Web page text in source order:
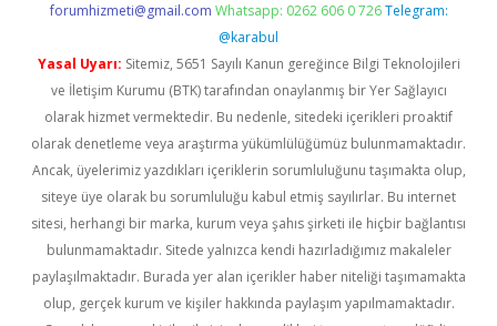
forumhizmeti@gmail.com Whatsapp: 0262 606 0 726 Telegram:
@karabul
Yasal Uyarı: Sitemiz, 5651 Sayılı Kanun gereğince Bilgi Teknolojileri
ve İletişim Kurumu (BTK) tarafından onaylanmış bir Yer Sağlayıcı
olarak hizmet vermektedir. Bu nedenle, sitedeki içerikleri proaktif
olarak denetleme veya araştırma yükümlülüğümüz bulunmamaktadır.
Ancak, üyelerimiz yazdıkları içeriklerin sorumluluğunu taşımakta olup,
siteye üye olarak bu sorumluluğu kabul etmiş sayılırlar. Bu internet
sitesi, herhangi bir marka, kurum veya şahıs şirketi ile hiçbir bağlantısı
bulunmamaktadır. Sitede yalnızca kendi hazırladığımız makaleler
paylaşılmaktadır. Burada yer alan içerikler haber niteliği taşımamakta
olup, gerçek kurum ve kişiler hakkında paylaşım yapılmamaktadır.